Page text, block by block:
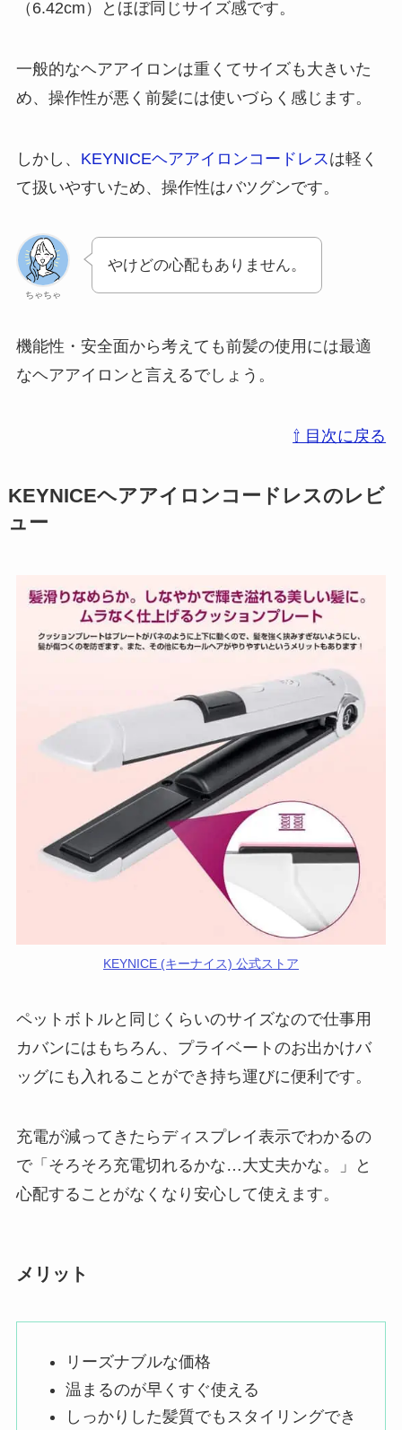
（6.42cm）とほぼ同じサイズ感です。
一般的なヘアアイロンは重くてサイズも大きいた
め、操作性が悪く前髪には使いづらく感じます。
しかし、 KEYNICEヘアアイロンコードレス は軽く
て扱いやすいため、操作性はバツグンです。
ちゃちゃ
やけどの心配もありません。
機能性・安全面から考えても前髪の使用には最適
なヘアアイロンと言えるでしょう。
⇧ 目次に戻る
KEYNICEヘアアイロンコードレスのレビ
ュー
KEYNICE (キーナイス) 公式ストア
ペットボトルと同じくらいのサイズなので仕事用
カバンにはもちろん、プライベートのお出かけバ
ッグにも入れることができ持ち運びに便利です。
充電が減ってきたらディスプレイ表示でわかるの
で「そろそろ充電切れるかな…大丈夫かな。」と
心配することがなくなり安心して使えます。
メリット
リーズナブルな価格
温まるのが早くすぐ使える
しっかりした髪質でもスタイリングでき